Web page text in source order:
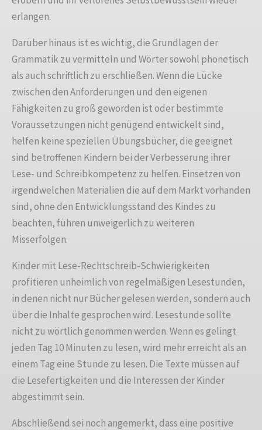
erlangen.
Darüber hinaus ist es wichtig, die Grundlagen der
Grammatik zu vermitteln und Wörter sowohl phonetisch
als auch schriftlich zu erschließen. Wenn die Lücke
zwischen den Anforderungen und den eigenen
Fähigkeiten zu groß geworden ist oder bestimmte
Voraussetzungen nicht genügend entwickelt sind,
helfen keine speziellen Übungsbücher, die geeignet
sind betroffenen Kindern bei der Verbesserung ihrer
Lese- und Schreibkompetenz zu helfen. Einsetzen von
irgendwelchen Materialien die auf dem Markt vorhanden
sind, ohne den Entwicklungsstand des Kindes zu
beachten, führen unweigerlich zu weiteren
Misserfolgen.
Kinder mit Lese-Rechtschreib-Schwierigkeiten
profitieren unheimlich von regelmäßigen Lesestunden,
in denen nicht nur Bücher gelesen werden, sondern auch
über die Inhalte gesprochen wird. Lesestunde sollte
nicht zu wörtlich genommen werden. Wenn es gelingt
jeden Tag 10 Minuten zu lesen, wird mehr erreicht als an
einem Tag eine Stunde zu lesen. Die Texte müssen auf
die Lesefertigkeiten und die Interessen der Kinder
abgestimmt sein.
Abschließend sei noch angemerkt, dass eine positive